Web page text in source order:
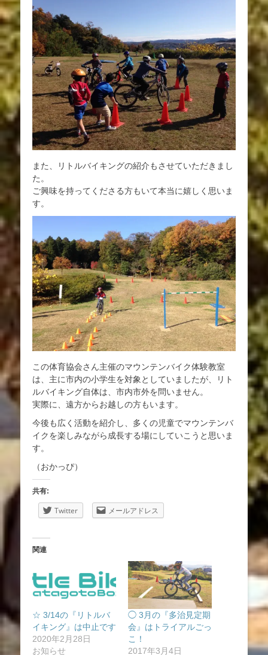
また、リトルバイキングの紹介もさせていただきまし
た。
ご興味を持ってくださる方もいて本当に嬉しく思いま
す。
この体育協会さん主催のマウンテンバイク体験教室
は、主に市内の小学生を対象としていましたが、リト
ルバイキング自体は、市内市外を問いません。
実際に、遠方からお越しの方もいます。
今後も広く活動を紹介し、多くの児童でマウンテンバ
イクを楽しみながら成長する場にしていこうと思いま
す。
（おかっぴ）
共有:
Twitter メールアドレス
関連
☆ 3/14の『リトルバ
イキング』は中止です
2020年2月28日
お知らせ
◯ 3月の『多治見定期
会』はトライアルごっ
こ！
2017年3月4日